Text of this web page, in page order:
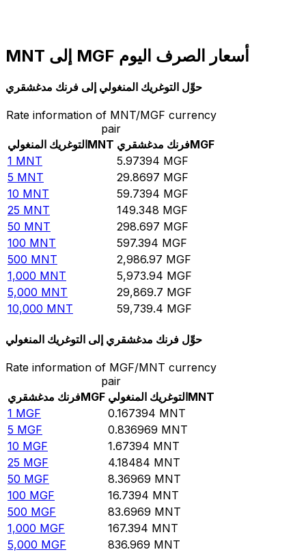
MNT إلى MGF أسعار الصرف اليوم
حوِّل التوغريك المنغولي إلى فرنك مدغشقري
Rate information of MNT/MGF currency
pair
التوغريك المنغوليMNT فرنك مدغشقريMGF
1 MNT 5.97394 MGF
5 MNT 29.8697 MGF
10 MNT 59.7394 MGF
25 MNT 149.348 MGF
50 MNT 298.697 MGF
100 MNT 597.394 MGF
500 MNT 2,986.97 MGF
1,000 MNT 5,973.94 MGF
5,000 MNT 29,869.7 MGF
10,000 MNT 59,739.4 MGF
حوِّل فرنك مدغشقري إلى التوغريك المنغولي
Rate information of MGF/MNT currency
pair
فرنك مدغشقريMGF التوغريك المنغوليMNT
1 MGF 0.167394 MNT
5 MGF 0.836969 MNT
10 MGF 1.67394 MNT
25 MGF 4.18484 MNT
50 MGF 8.36969 MNT
100 MGF 16.7394 MNT
500 MGF 83.6969 MNT
1,000 MGF 167.394 MNT
5,000 MGF 836.969 MNT